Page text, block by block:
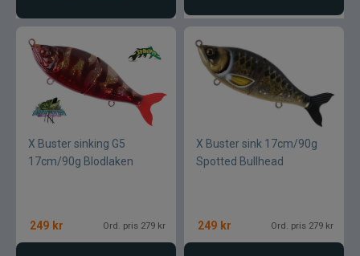
X Buster sinking G5
17cm/90g Blodlaken
249 kr Ord. pris 279 kr
X Buster sink 17cm/90g
Spotted Bullhead
249 kr Ord. pris 279 kr